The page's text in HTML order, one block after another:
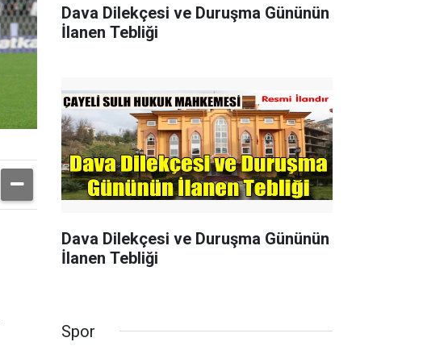
Dava Dilekçesi ve Duruşma Gününün
İlanen Tebliği
Dava Dilekçesi ve Duruşma Gününün
İlanen Tebliği
Spor